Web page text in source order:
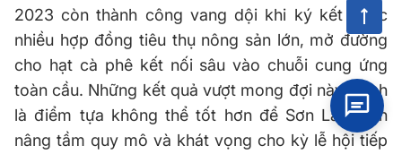
2023 còn thành công vang dội khi ký kết được
nhiều hợp đồng tiêu thụ nông sản lớn, mở đường
cho hạt cà phê kết nối sâu vào chuỗi cung ứng
toàn cầu. Những kết quả vượt mong đợi này chính
là điểm tựa không thể tốt hơn để Sơn La tự tin
nâng tầm quy mô và khát vọng cho kỳ lễ hội tiếp